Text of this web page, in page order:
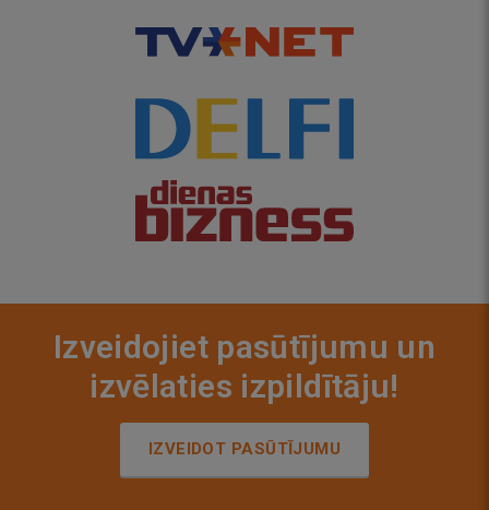
Izveidojiet pasūtījumu un
izvēlaties izpildītāju!
IZVEIDOT PASŪTĪJUMU